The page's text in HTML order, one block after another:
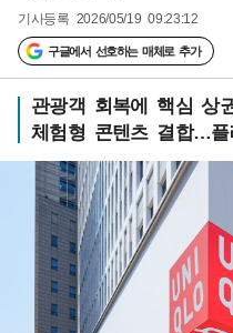
기사등록 2026/05/19 09:23:12
구글에서 선호하는 매체로 추가
관광객 회복에 핵심 상
체험형 콘텐츠 결합…플